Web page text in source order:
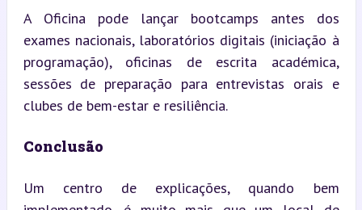
A Oficina pode lançar bootcamps antes dos
exames nacionais, laboratórios digitais (iniciação à
programação), oficinas de escrita académica,
sessões de preparação para entrevistas orais e
clubes de bem-estar e resiliência.
Conclusão
Um centro de explicações, quando bem